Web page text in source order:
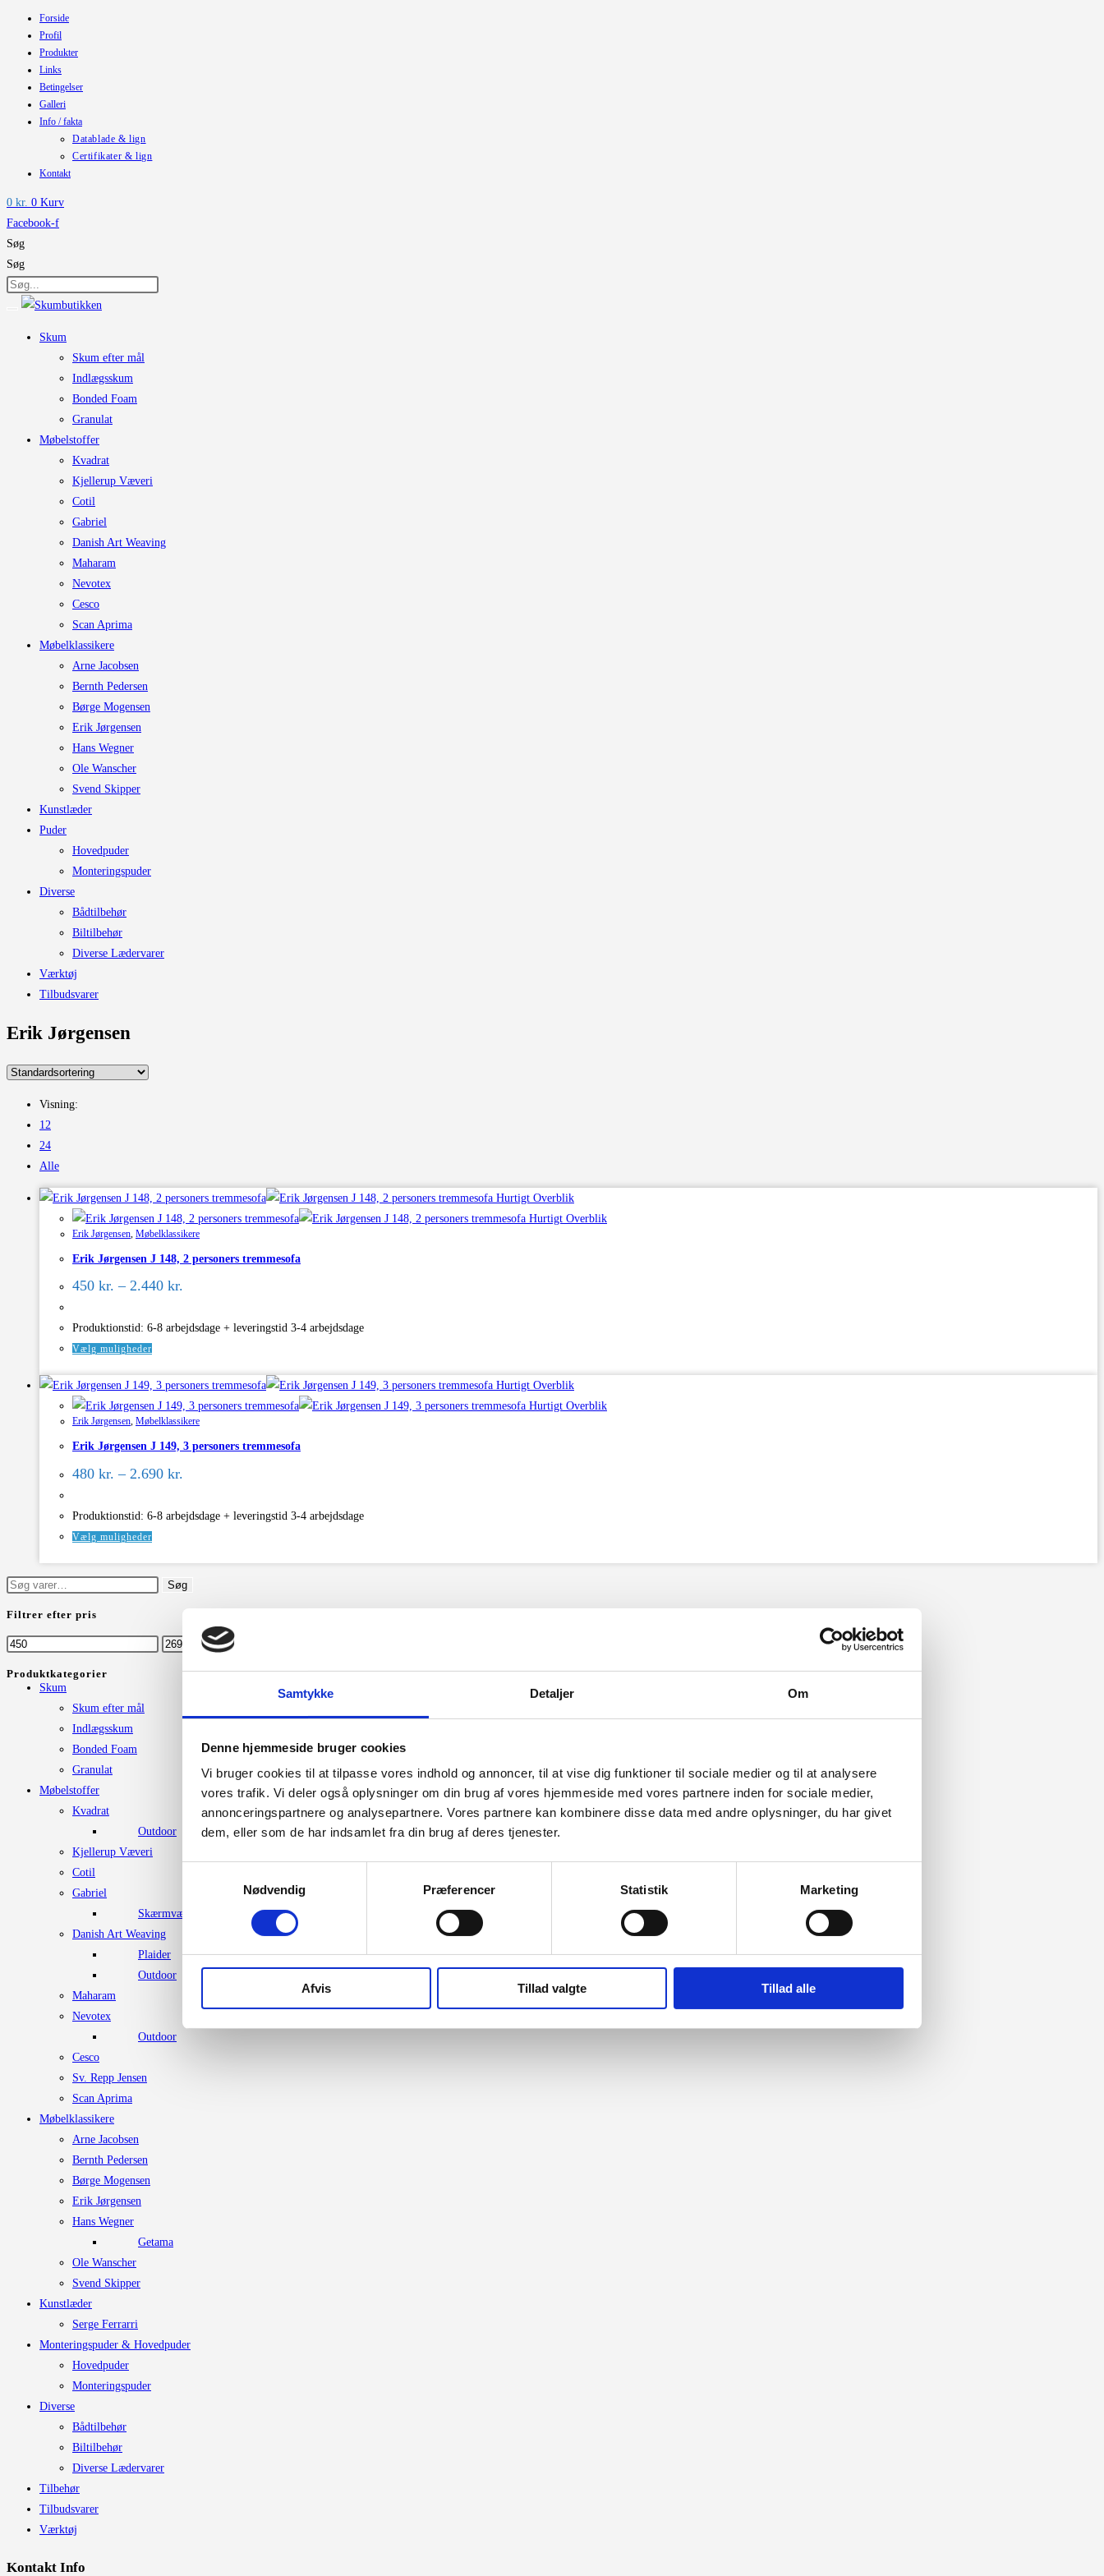
Samtykke Detaljer Om
Denne hjemmeside bruger cookies
Vi bruger cookies til at tilpasse vores indhold og annoncer, til at vise dig funktioner til sociale medier og til at analysere
vores trafik. Vi deler også oplysninger om din brug af vores hjemmeside med vores partnere inden for sociale medier,
annonceringspartnere og analysepartnere. Vores partnere kan kombinere disse data med andre oplysninger, du har givet
dem, eller som de har indsamlet fra din brug af deres tjenester.
Nødvendig
Præferencer Statistik Marketing
Afvis Tillad valgte Tillad alle
Forside
Profil
Produkter
Links
Betingelser
Galleri
Info / fakta
Datablade & lign
Certifikater & lign
Kontakt
0 kr. 0 Kurv
Facebook-f
Søg
Søg
Skum
Skum efter mål
Indlægsskum
Bonded Foam
Granulat
Møbelstoffer
Kvadrat
Kjellerup Væveri
Cotil
Gabriel
Danish Art Weaving
Maharam
Nevotex
Cesco
Scan Aprima
Møbelklassikere
Arne Jacobsen
Bernth Pedersen
Børge Mogensen
Erik Jørgensen
Hans Wegner
Ole Wanscher
Svend Skipper
Kunstlæder
Puder
Hovedpuder
Monteringspuder
Diverse
Bådtilbehør
Biltilbehør
Diverse Lædervarer
Værktøj
Tilbudsvarer
Erik Jørgensen
Visning:
12
24
Alle
Hurtigt Overblik
Hurtigt Overblik
Erik Jørgensen, Møbelklassikere
Erik Jørgensen J 148, 2 personers tremmesofa
450 kr. – 2.440 kr.
2.440 kr.
Produktionstid: 6-8 arbejdsdage + leveringstid 3-4 arbejdsdage
Vælg muligheder
har
flere
varianter.
Mulighederne
kan
på
varesiden
Hurtigt Overblik
Hurtigt Overblik
Erik Jørgensen, Møbelklassikere
Erik Jørgensen J 149, 3 personers tremmesofa
480 kr. – 2.690 kr.
2.690 kr.
Produktionstid: 6-8 arbejdsdage + leveringstid 3-4 arbejdsdage
Vælg mulighederDette
har
flere
Mulighederne
varesiden
Søg
Søg
Filtrer efter pris
Mindste
Højeste
Produktkategorier
Skum
Skum efter mål
Indlægsskum
Bonded Foam
Granulat
Møbelstoffer
Kvadrat
Outdoor
Kjellerup Væveri
Cotil
Gabriel
Skærmvægstof
Danish Art Weaving
Plaider
Outdoor
Maharam
Nevotex
Outdoor
Cesco
Sv. Repp Jensen
Scan Aprima
Møbelklassikere
Arne Jacobsen
Bernth Pedersen
Børge Mogensen
Erik Jørgensen
Hans Wegner
Getama
Ole Wanscher
Svend Skipper
Kunstlæder
Serge Ferrarri
Monteringspuder & Hovedpuder
Hovedpuder
Monteringspuder
Diverse
Bådtilbehør
Biltilbehør
Diverse Lædervarer
Tilbehør
Tilbudsvarer
Værktøj
Kontakt Info